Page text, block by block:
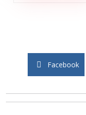
Facebook